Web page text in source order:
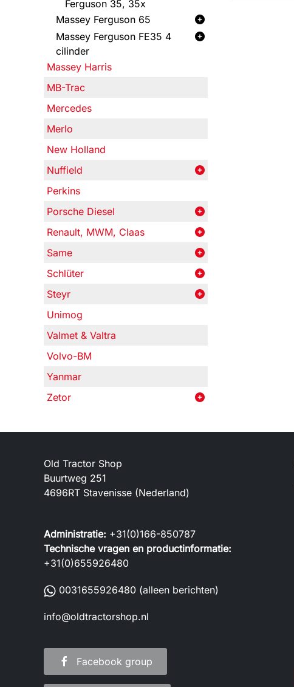
Ferguson 35, 35x
Massey Ferguson 65
Massey Ferguson FE35 4
cilinder
Massey Harris
MB-Trac
Mercedes
Merlo
New Holland
Nuffield
Perkins
Porsche Diesel
Renault, MWM, Claas
Same
Schlüter
Steyr
Unimog
Valmet & Valtra
Volvo-BM
Yanmar
Zetor
Old Tractor Shop
Buurtweg 251
4696RT Stavenisse (Nederland)
Administratie: +31(0)166-850787
Technische vragen en productinformatie:
+31(0)655926480
0031655926480 (alleen berichten)
info@oldtractorshop.nl
Facebook group